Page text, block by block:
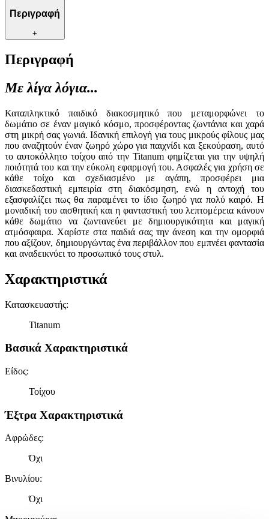
Περιγραφή
+
Περιγραφή
Με λίγα λόγια...
Καταπληκτικό παιδικό διακοσμητικό που μεταμορφώνει το
δωμάτιο σε έναν μαγικό κόσμο, προσφέροντας ζωντάνια και χαρά
στη μικρή σας γωνιά. Ιδανική επιλογή για τους μικρούς φίλους μας
που αναζητούν έναν ζωηρό χώρο για παιχνίδι και ξεκούραση, αυτό
το αυτοκόλλητο τοίχου από την Titanum φημίζεται για την υψηλή
ποιότητά του και την εύκολη εφαρμογή του. Ασφαλές για χρήση σε
κάθε τοίχο και σχεδιασμένο με αγάπη, προσφέρει μια
διασκεδαστική εμπειρία στη διακόσμηση, ενώ η αντοχή του
εξασφαλίζει πως θα παραμένει το ίδιο ζωηρό για πολύ καιρό. Η
μοναδική του αισθητική και η φανταστική του λεπτομέρεια κάνουν
κάθε δωμάτιο να ζωντανεύει με δημιουργικότητα και μαγική
ατμόσφαιρα. Χαρίστε στα παιδιά σας την άνεση και την ομορφιά
που αξίζουν, δημιουργώντας ένα περιβάλλον που εμπνέει φαντασία
και αναδεικνύει το προσωπικό τους στυλ.
Χαρακτηριστικά
Κατασκευαστής:
Titanum
Βασικά Χαρακτηριστικά
Είδος:
Τοίχου
Έξτρα Χαρακτηριστικά
Αφρώδες:
Όχι
Βινυλίου:
Όχι